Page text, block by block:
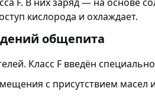
кислорода и охлаждает.
общепита
Класс F введён
с присутствием масел